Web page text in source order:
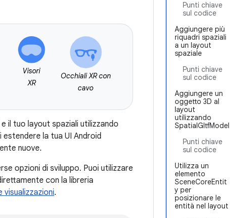
Punti chiave
sul codice
Aggiungere più
riquadri spaziali
a un layout
spaziale
Punti chiave
sul codice
Aggiungere un
oggetto 3D al
layout
utilizzando
SpatialGltfModel
Punti chiave
sul codice
Utilizza un
elemento
SceneCoreEntit
y per
posizionare le
entità nel layout
Visori
XR
Occhiali XR con
cavo
il tuo layout spaziali utilizzando
la tua UI Android
nuove.
opzioni di sviluppo. Puoi utilizzare
con la libreria
visualizzazioni.